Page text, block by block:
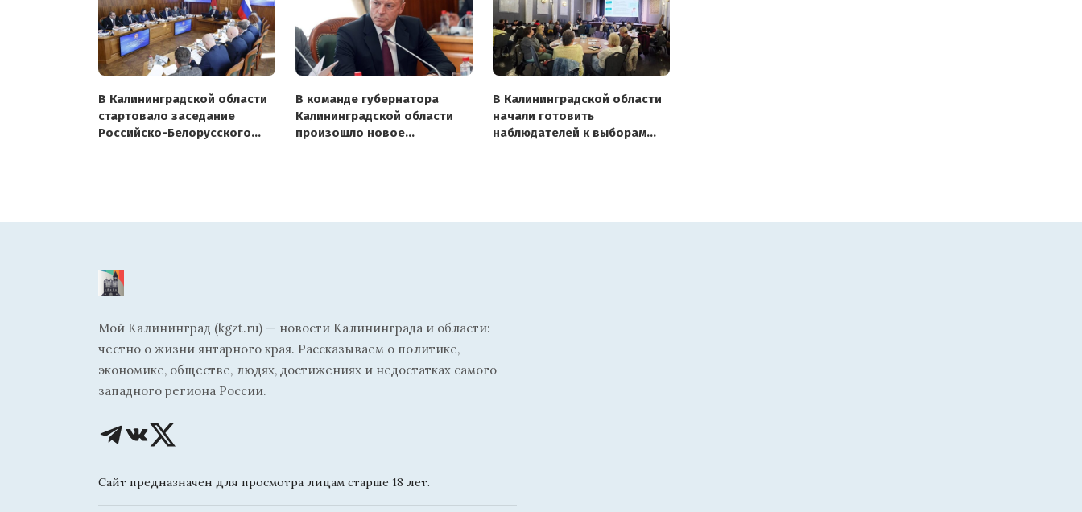
В Калининградской области
стартовало заседание
Российско-Белорусского
В команде губернатора
Калининградской области
произошло новое
В Калининградской области
начали готовить
наблюдателей к выборам
Мой Калининград (kgzt.ru) — новости Калининграда и области:
честно о жизни янтарного края. Рассказываем о политике,
экономике, обществе, людях, достижениях и недостатках самого
западного региона России.
Сайт предназначен для просмотра лицам старше 18 лет.